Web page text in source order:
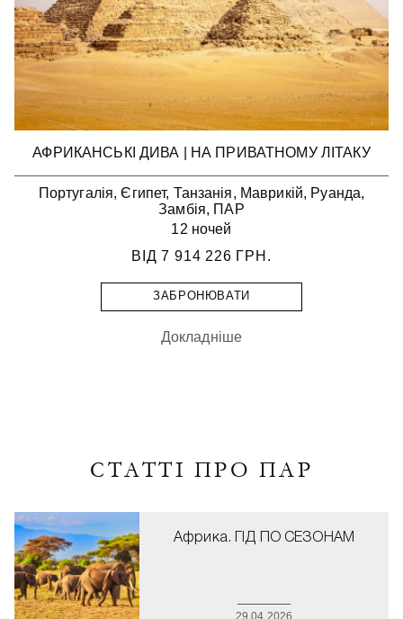
АФРИКАНСЬКІ ДИВА | НА ПРИВАТНОМУ ЛІТАКУ
Португалія, Єгипет, Танзанія, Маврикій, Руанда,
Замбія, ПАР
12 ночей
ВІД 7 914 226 ГРН.
ЗАБРОНЮВАТИ
Докладніше
СТАТТІ ПРО ПАР
Африка. ГІД ПО СЕЗОНАМ
29.04.2026